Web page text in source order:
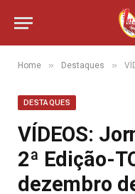
Home » Destaques »
DESTAQUES
VÍDEOS:
2ª Edição-
dezembro